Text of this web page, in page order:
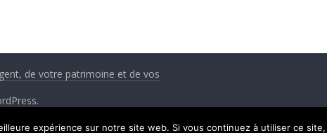
de votre patrimoine et de vos
.
expérience sur notre site web. Si vous continuez à utiliser ce